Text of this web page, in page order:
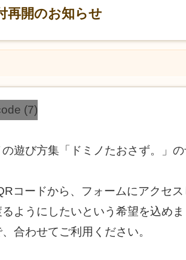
再開のお知らせ
遊び方集「ドミノたおさず。」の
コードから、フォームにアクセ
ようにしたいという希望を込めま
合わせてご利用ください。